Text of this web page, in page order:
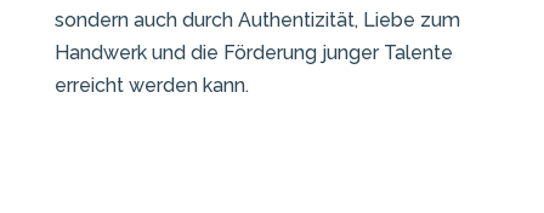
sondern auch durch Authentizität, Liebe zum
Handwerk und die Förderung junger Talente
erreicht werden kann.